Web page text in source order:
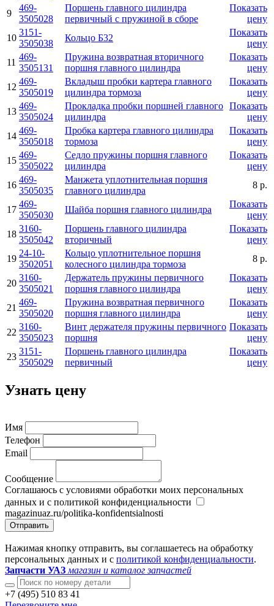
9
469-
3505028
Поршень главного цилиндра
первичный с пружиной в сборе
Показать
цену
10
3151-
3505038
Кольцо Б32
Показать
цену
11
469-
3505131
Пружина возвратная вторичного
поршня главного цилиндра
Показать
цену
12
469-
3505019
Вкладыш пробки картера главного
цилиндра тормоза
Показать
цену
13
469-
3505024
Прокладка пробки поршней главного
цилиндра
Показать
цену
14
469-
3505018
Пробка картера главного цилиндра
тормоза
Показать
цену
15
469-
3505022
Седло пружины поршня главного
цилиндра
Показать
цену
16
469-
3505035
Манжета уплотнительная поршня
главного цилиндра
8 р.
17
469-
3505030
Шайба поршня главного цилиндра
Показать
цену
18
3160-
3505042
Поршень главного цилиндра
вторичный
Показать
цену
19
24-10-
3502051
Кольцо уплотнительное поршня
колесного цилиндра тормоза
8 р.
20
3160-
3505021
Держатель пружины первичного
поршня главного цилиндра
Показать
цену
21
469-
3505020
Пружина возвратная первичного
поршня главного цилиндра
Показать
цену
22
3160-
3505023
Винт держателя пружины первичного
поршня
Показать
цену
23
3151-
3505029
Поршень главного цилиндра
первичный
Показать
цену
Узнать цену
Имя
Телефон
Email
Сообщение
Соглашаюсь с условиями обработки моих персональных
данных и с политикой конфиденциальности
magazinuaz.ru/politika-konfidentsialnosti
Отправить
Нажимая кнопку отправить, вы соглашаетесь на обработку
персональных данных и с политикой конфиденциальности.
Запчасти УАЗ магазин и каталог запчастей
+7 (495) 510 83 41